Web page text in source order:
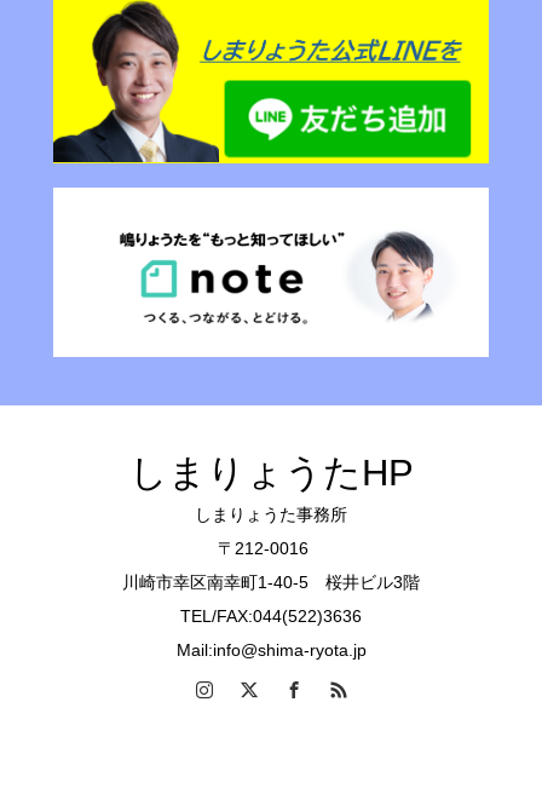
しまりょうたHP
しまりょうた事務所
〒212-0016
川崎市幸区南幸町1-40-5 桜井ビル3階
TEL/FAX:044(522)3636
Mail:info@shima-ryota.jp